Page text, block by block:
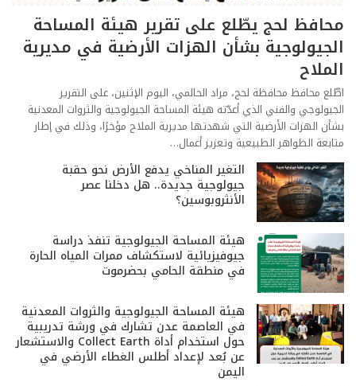
محافظ لحج يطّلع على تقرير هيئة المساحة
الجيولوجية بشأن الهزات الأرضية في مديرية
الملاح
اطّلع محافظ محافظة لحج، مراد الحالمي، اليوم الإثنين، على التقرير
الجيولوجي والفني الذي أعدّته هيئة المساحة الجيولوجية والثروات المعدنية
بشأن الهزات الأرضية التي شهدتها مديرية الملاح مؤخرًا، وذلك في إطار
متابعة الظواهر الطبيعية وتعزيز أعمال…
التغير المناخي يدفع الأرض نحو حقبة
جيولوجية جديدة.. هل دخلنا عصر
الأنثروبوسين؟
هيئة المساحة الجيولوجية تنفذ دراسة
جيوفيزيائية لاستكشاف ممرات المياه الحارة
في منطقة الحامي بحضرموت
هيئة المساحة الجيولوجية والثروات المعدنية
في العاصمة عدن تشارك في ورشة تدريبية
حول استخدام أداة Collect Earth والاستشعار
عن بُعد لإعداد أطلس الغطاء الأرضي في
اليمن